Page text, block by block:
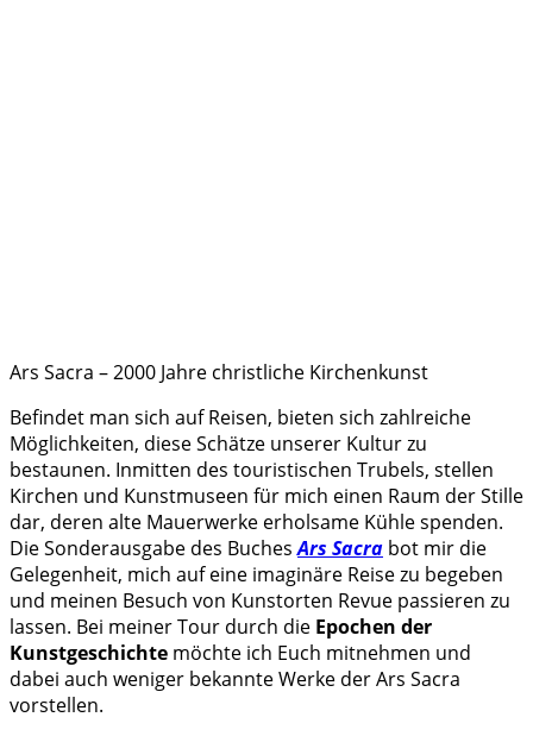
Ars Sacra – 2000 Jahre christliche Kirchenkunst
Befindet man sich auf Reisen, bieten sich zahlreiche
Möglichkeiten, diese Schätze unserer Kultur zu
bestaunen. Inmitten des touristischen Trubels, stellen
Kirchen und Kunstmuseen für mich einen Raum der Stille
dar, deren alte Mauerwerke erholsame Kühle spenden.
Die Sonderausgabe des BuchesArs Sacra bot mir die
Gelegenheit, mich auf eine imaginäre Reise zu begeben
und meinen Besuch von Kunstorten Revue passieren zu
lassen. Bei meiner Tour durch die Epochen der
Kunstgeschichte möchte ich Euch mitnehmen und
dabei auch weniger bekannte Werke der Ars Sacra
vorstellen.